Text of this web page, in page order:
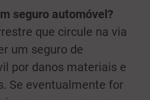
seguro automóvel?
que circule na via
um seguro de
por danos materiais e
Se eventualmente for